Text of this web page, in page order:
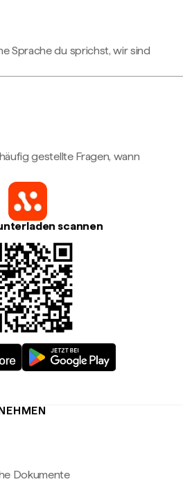
Sprache du sprichst, wir sind
gestellte Fragen, wann
scannen
Dokumente